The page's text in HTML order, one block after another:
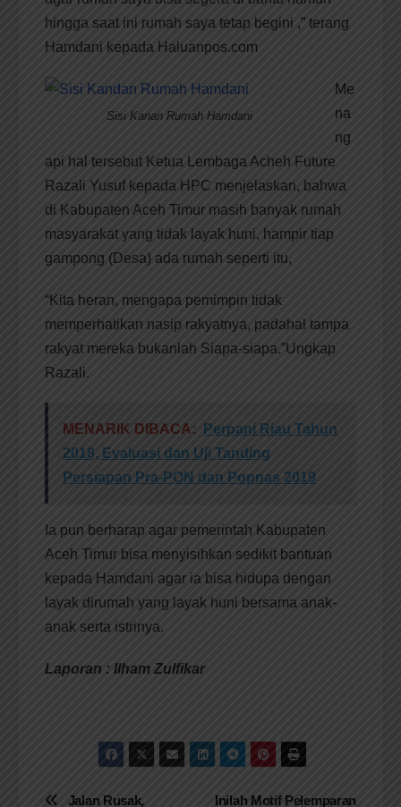
hingga saat ini rumah saya tetap begini ,” terang
Hamdani kepada Haluanpos.com
Sisi Kanan Rumah Hamdani
Me
na
ng
api hal tersebut Ketua Lembaga Acheh Future
Razali Yusuf kepada HPC menjelaskan, bahwa
di Kabupaten Aceh Timur masih banyak rumah
masyarakat yang tidak layak huni, hampir tiap
gampong (Desa) ada rumah seperti itu,
“Kita heran, mengapa pemimpin tidak
memperhatikan nasip rakyatnya, padahal tampa
rakyat mereka bukanlah Siapa-siapa.”Ungkap
Razali.
MENARIK DIBACA:
Perpani Riau Tahun
2018, Evaluasi dan Uji Tanding
Persiapan Pra-PON dan Popnas 2019
Ia pun berharap agar pemerintah Kabupaten
Aceh Timur bisa menyisihkan sedikit bantuan
kepada Hamdani agar ia bisa hidupa dengan
layak dirumah yang layak huni bersama anak-
anak serta istrinya.
Laporan : Ilham Zulfikar
Inilah Motif Pelemparan
Jalan Rusak,